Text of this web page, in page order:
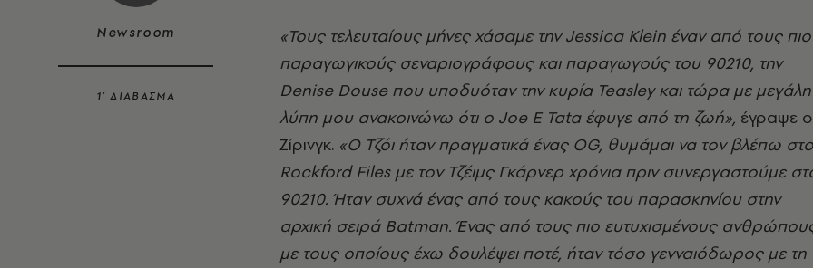
Newsroom
1’ ΔΙΑΒΑΣΜΑ
«Τους τελευταίους μήνες χάσαμε την Jessica Klein έναν από τους πιο
παραγωγικούς σεναριογράφους και παραγωγούς του 90210, την
Denise Douse που υποδυόταν την κυρία Teasley και τώρα με μεγάλη
λύπη μου ανακοινώνω ότι ο Joe E Tata έφυγε από τη ζωή», έγραψε ο
Ζίρινγκ. «Ο Τζόι ήταν πραγματικά ένας OG, θυμάμαι να τον βλέπω στο
Rockford Files με τον Τζέιμς Γκάρνερ χρόνια πριν συνεργαστούμε
90210. Ήταν συχνά ένας από τους κακούς του παρασκηνίου στην
αρχική σειρά Batman. Ένας από τους πιο ευτυχισμένους
με τους οποίους έχω δουλέψει ποτέ, ήταν τόσο γενναιόδωρος με τη